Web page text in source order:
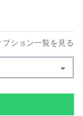
プション一覧を見る